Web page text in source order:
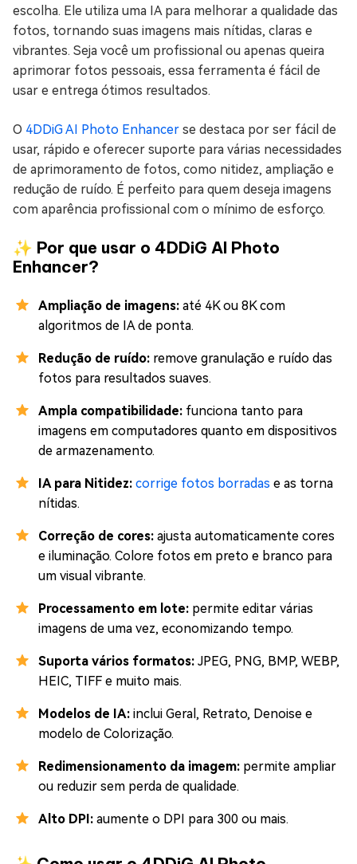
escolha. Ele utiliza uma IA para melhorar a qualidade das
fotos, tornando suas imagens mais nítidas, claras e
vibrantes. Seja você um profissional ou apenas queira
aprimorar fotos pessoais, essa ferramenta é fácil de
usar e entrega ótimos resultados.
O 4DDiG AI Photo Enhancer se destaca por ser fácil de
usar, rápido e oferecer suporte para várias necessidades
de aprimoramento de fotos, como nitidez, ampliação e
redução de ruído. É perfeito para quem deseja imagens
com aparência profissional com o mínimo de esforço.
✨ Por que usar o 4DDiG AI Photo
Enhancer?
Ampliação de imagens: até 4K ou 8K com
algoritmos de IA de ponta.
Redução de ruído: remove granulação e ruído das
fotos para resultados suaves.
Ampla compatibilidade: funciona tanto para
imagens em computadores quanto em dispositivos
de armazenamento.
IA para Nitidez: corrige fotos borradas e as torna
nítidas.
Correção de cores: ajusta automaticamente cores
e iluminação. Colore fotos em preto e branco para
um visual vibrante.
Processamento em lote: permite editar várias
imagens de uma vez, economizando tempo.
Suporta vários formatos: JPEG, PNG, BMP, WEBP,
HEIC, TIFF e muito mais.
Modelos de IA: inclui Geral, Retrato, Denoise e
modelo de Colorização.
Redimensionamento da imagem: permite ampliar
ou reduzir sem perda de qualidade.
Alto DPI: aumente o DPI para 300 ou mais.